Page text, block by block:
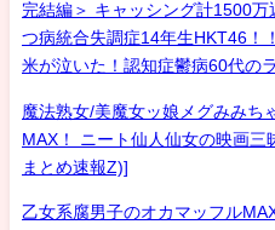
完結編＞ キャッシング計1500
つ病統合失調症14年生HKT46！
米が泣いた！認知症鬱病60代の
魔法熟女/美魔女ッ娘メグみみち
MAX！ ニート仙人仙女の映画三
まとめ速報Z)]
乙女系腐男子のオカマッフル